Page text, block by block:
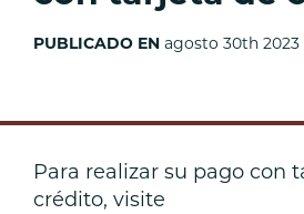
PUBLICADO EN agosto 30th 2023
Para realizar su pago con
crédito, visite